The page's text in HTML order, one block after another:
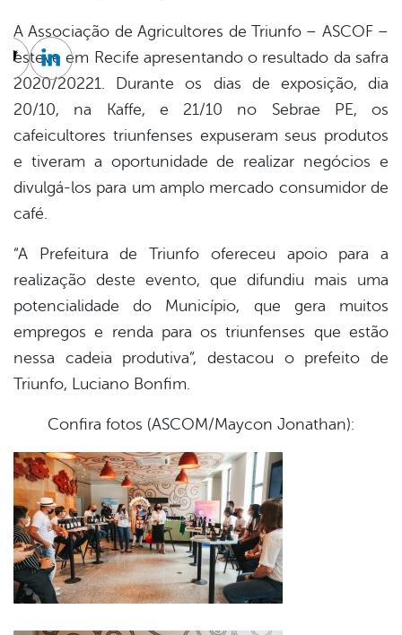
A Associação de Agricultores de Triunfo – ASCOF –
esteve em Recife apresentando o resultado da safra
2020/20221. Durante os dias de exposição, dia
20/10, na Kaffe, e 21/10 no Sebrae PE, os
cafeicultores triunfenses expuseram seus produtos
e tiveram a oportunidade de realizar negócios e
divulgá-los para um amplo mercado consumidor de
café.
“A Prefeitura de Triunfo ofereceu apoio para a
realização deste evento, que difundiu mais uma
potencialidade do Município, que gera muitos
empregos e renda para os triunfenses que estão
nessa cadeia produtiva”, destacou o prefeito de
Triunfo, Luciano Bonfim.
Confira fotos (ASCOM/Maycon Jonathan):
Twitter
Linkedin